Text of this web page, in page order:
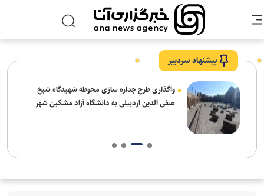
پیشنهاد سردبیر
واگذاری طرح جداره سازی محوطه شهیدگاه شیخ
صفی الدین اردبیلی به دانشگاه آزاد مشکین شهر